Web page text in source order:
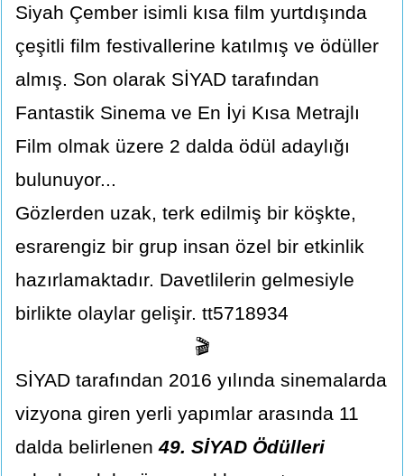
Siyah Çember isimli kısa film yurtdışında
çeşitli film festivallerine katılmış ve ödüller
almış. Son olarak SİYAD tarafından
Fantastik Sinema ve En İyi Kısa Metrajlı
Film olmak üzere 2 dalda ödül adaylığı
bulunuyor...
Gözlerden uzak, terk edilmiş bir köşkte,
esrarengiz bir grup insan özel bir etkinlik
hazırlamaktadır. Davetlilerin gelmesiyle
birlikte olaylar gelişir. tt5718934
🎬
SİYAD tarafından 2016 yılında sinemalarda
vizyona giren yerli yapımlar arasında 11
dalda belirlenen49. SİYAD Ödülleri